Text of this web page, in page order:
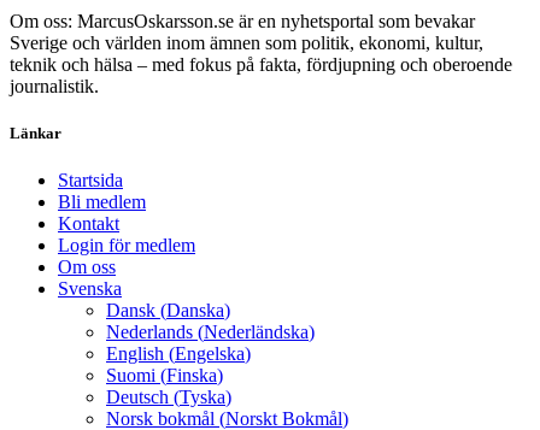
Om oss: MarcusOskarsson.se är en nyhetsportal som bevakar
Sverige och världen inom ämnen som politik, ekonomi, kultur,
teknik och hälsa – med fokus på fakta, fördjupning och oberoende
journalistik.
Länkar
Startsida
Bli medlem
Kontakt
Login för medlem
Om oss
Svenska
Dansk (Danska)
Nederlands (Nederländska)
English (Engelska)
Suomi (Finska)
Deutsch (Tyska)
Norsk bokmål (Norskt Bokmål)